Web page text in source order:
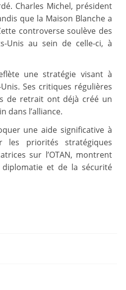
Charles Michel, président
que la Maison Blanche a
controverse soulève des
Unis au sein de celle-ci, à
une stratégie visant à
Ses critiques régulières
de retrait ont déjà créé un
dans l’alliance.
une aide significative à
les priorités stratégiques
sur l’OTAN, montrent
et de la sécurité